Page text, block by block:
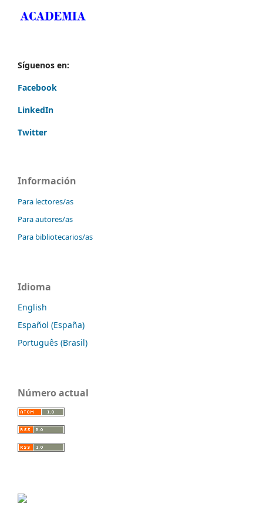
Síguenos en:
Facebook
LinkedIn
Twitter
Información
Para lectores/as
Para autores/as
Para bibliotecarios/as
Idioma
English
Español (España)
Português (Brasil)
Número actual